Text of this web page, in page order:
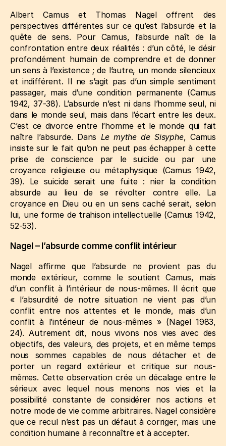
Albert Camus et Thomas Nagel offrent des
perspectives différentes sur ce qu’est l’absurde et la
quête de sens. Pour Camus, l’absurde naît de la
confrontation entre deux réalités : d’un côté, le désir
profondément humain de comprendre et de donner
un sens à l’existence ; de l’autre, un monde silencieux
et indifférent. Il ne s’agit pas d’un simple sentiment
passager, mais d’une condition permanente (Camus
1942, 37‑38). L’absurde n’est ni dans l’homme seul, ni
dans le monde seul, mais dans l’écart entre les deux.
C’est ce divorce entre l’homme et le monde qui fait
naître l’absurde. Dans Le mythe de Sisyphe, Camus
insiste sur le fait qu’on ne peut pas échapper à cette
prise de conscience par le suicide ou par une
croyance religieuse ou métaphysique (Camus 1942,
39). Le suicide serait une fuite : nier la condition
absurde au lieu de se révolter contre elle. La
croyance en Dieu ou en un sens caché serait, selon
lui, une forme de trahison intellectuelle (Camus 1942,
52‑53).
Nagel – l’absurde comme conflit intérieur
Nagel affirme que l’absurde ne provient pas du
monde extérieur, comme le soutient Camus, mais
d’un conflit à l’intérieur de nous-mêmes. Il écrit que
« l’absurdité de notre situation ne vient pas d’un
conflit entre nos attentes et le monde, mais d’un
conflit à l’intérieur de nous-mêmes » (Nagel 1983,
24). Autrement dit, nous vivons nos vies avec des
objectifs, des valeurs, des projets, et en même temps
nous sommes capables de nous détacher et de
porter un regard extérieur et critique sur nous-
mêmes. Cette observation crée un décalage entre le
sérieux avec lequel nous menons nos vies et la
possibilité constante de considérer nos actions et
notre mode de vie comme arbitraires. Nagel considère
que ce recul n’est pas un défaut à corriger, mais une
condition humaine à reconnaître et à accepter.